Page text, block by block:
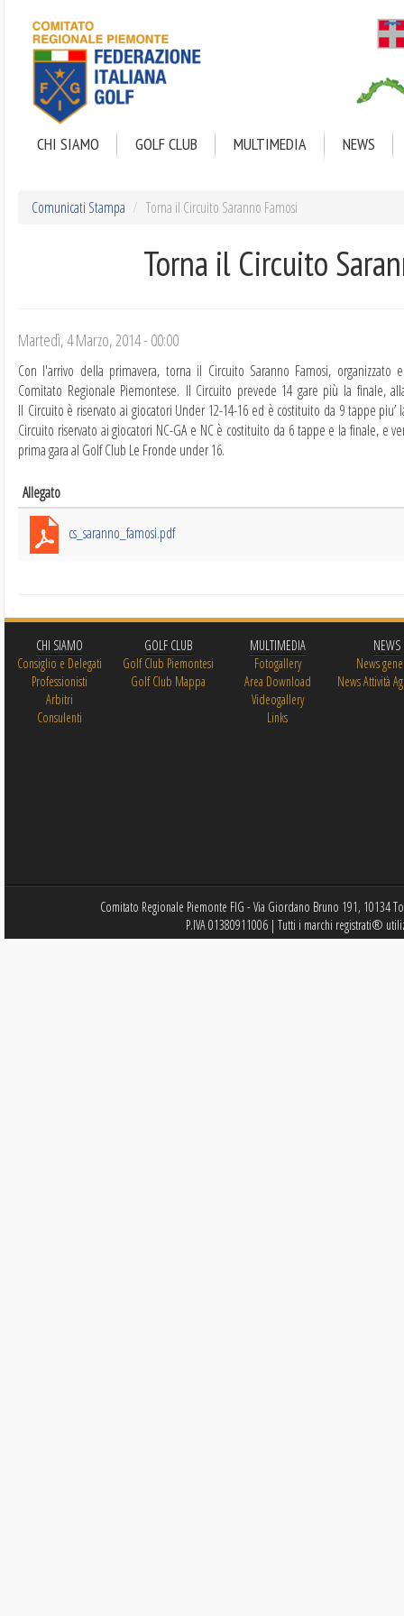
contenuto
principale
CHI SIAMO GOLF CLUB MULTIMEDIA NEWS
Comunicati Stampa Torna il Circuito Saranno Famosi
Torna il Circuito
Martedì, 4 Marzo, 2014 - 00:00
Con l'arrivo della primavera, torna il Circuito Saranno Famosi, organizzato
Comitato Regionale Piemontese. Il Circuito prevede 14 gare più la finale,
Il Circuito è riservato ai giocatori Under 12-14-16 ed è costituito da 9 tappe
Circuito riservato ai giocatori NC-GA e NC è costituito da 6 tappe e la finale, e
prima gara al Golf Club Le Fronde under 16.
Allegato
cs_saranno_famosi.pdf
CHI SIAMO
Consiglio e Delegati
Professionisti
Arbitri
Consulenti
GOLF CLUB
Golf Club Piemontesi
Golf Club Mappa
MULTIMEDIA
Fotogallery
Area Download
Videogallery
Links
NEWS
News
News Attività
Comitato Regionale Piemonte FIG - Via Giordano Bruno 191, 10134
P.IVA 01380911006 | Tutti i marchi registrati®